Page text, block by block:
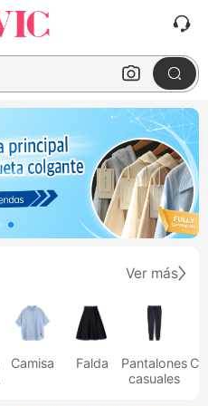
Ver más
Camisa Falda
Pantalones
casuales